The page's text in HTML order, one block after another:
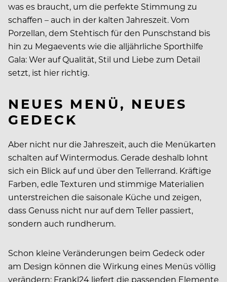
was es braucht, um die perfekte Stimmung zu
schaffen – auch in der kalten ­Jahreszeit. Vom
Porzellan, dem Stehtisch für den Punschstand bis
hin zu Mega­events wie die alljährliche Sporthilfe
Gala: Wer auf Qualität, Stil und Liebe zum Detail
setzt, ist hier richtig.
NEUES MENÜ, NEUES
GEDECK
Aber nicht nur die Jahreszeit, auch die Menükarten
schalten auf Wintermodus. Gerade deshalb lohnt
sich ein Blick auf und über den Tellerrand. Kräftige
Farben, edle Texturen und stimmige Materialien
unterstreichen die saisonale Küche und zeigen,
dass Genuss nicht nur auf dem Teller passiert,
sondern auch rundherum.
Schon kleine Veränderungen beim Gedeck oder
am Design können die Wirkung eines Menüs völlig
verändern: Frankl24 liefert die passenden Elemente